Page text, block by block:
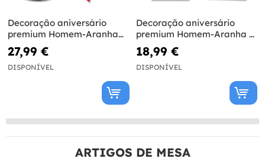
Decoração aniversário
premium Homem-Aranha
16 pessoas
27,99 €
DISPONÍVEL
Decoração aniversário
premium Homem-Aranha 8
pessoas
18,99 €
DISPONÍVEL
ARTIGOS DE MESA